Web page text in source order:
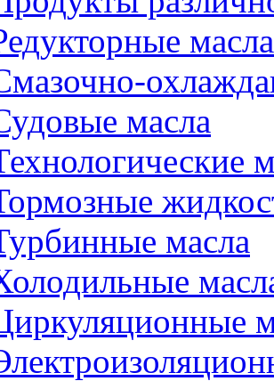
масла
масла
масла